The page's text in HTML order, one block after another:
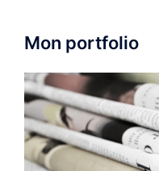
Mon portfolio